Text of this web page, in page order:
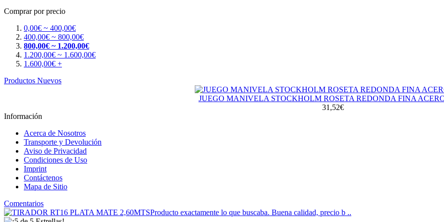
Comprar por precio
0,00€ ~ 400,00€
400,00€ ~ 800,00€
800,00€ ~ 1.200,00€
1.200,00€ ~ 1.600,00€
1.600,00€ +
Productos Nuevos
JUEGO MANIVELA STOCKHOLM ROSETA REDONDA FINA
31,52€
Información
Acerca de Nosotros
Transporte y Devolución
Aviso de Privacidad
Condiciones de Uso
Imprint
Contáctenos
Mapa de Sitio
Comentarios
Producto exactamente lo que buscaba. Buena calidad, precio b ..